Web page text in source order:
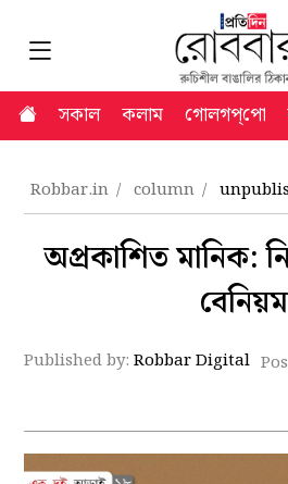
সকাল কলাম গোলগপ্‌পো
Robbar.in column
অপ্রকাশিত মানিক:
বেনিয়ম
Published by:Robbar Digital